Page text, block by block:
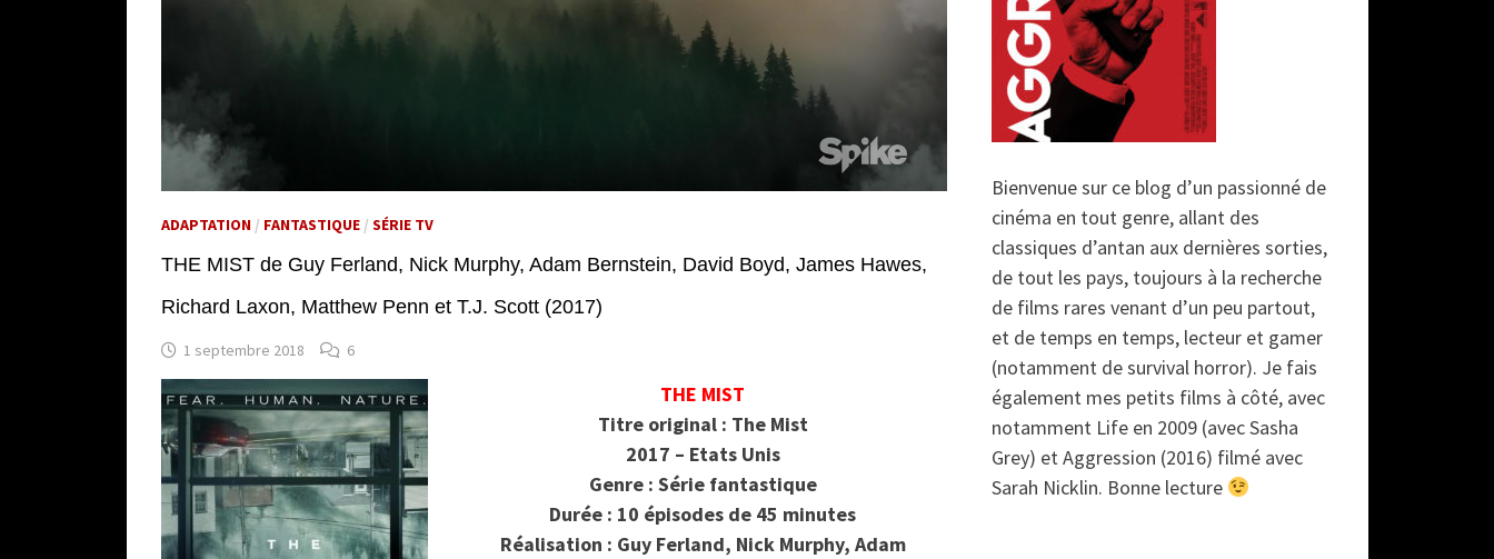
ADAPTATION / FANTASTIQUE /SÉRIE TV
THE MIST de Guy Ferland, Nick Murphy, Adam Bernstein, David Boyd, James Hawes,
Richard Laxon, Matthew Penn et T.J. Scott (2017)
1 septembre 2018 6
THE MIST
Titre original : The Mist
2017 – Etats Unis
Genre : Série fantastique
Durée : 10 épisodes de 45 minutes
Réalisation : Guy Ferland, Nick Murphy, Adam
Bienvenue sur ce blog d’un passionné de
cinéma en tout genre, allant des
classiques d’antan aux dernières sorties,
de tout les pays, toujours à la recherche
de films rares venant d’un peu partout,
et de temps en temps, lecteur et gamer
(notamment de survival horror). Je fais
également mes petits films à côté, avec
notamment Life en 2009 (avec Sasha
Grey) et Aggression (2016) filmé avec
Sarah Nicklin. Bonne lecture